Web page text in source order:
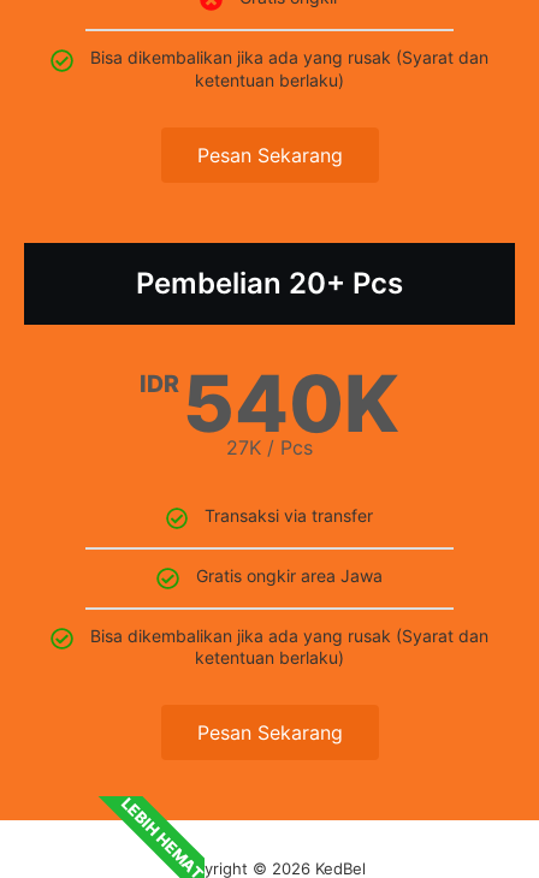
Bisa dikembalikan jika ada yang rusak (Syarat dan
ketentuan berlaku)
Pesan Sekarang
Pembelian 20+ Pcs
IDR 540K
27K / Pcs
Transaksi via transfer
Gratis ongkir area Jawa
Bisa dikembalikan jika ada yang rusak (Syarat dan
ketentuan berlaku)
Pesan Sekarang
LEBIH HEMATCopyright © 2026 KedBel